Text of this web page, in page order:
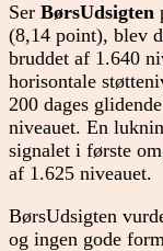
Ser BørsUdsigten
(8,14 point), blev
bruddet af 1.640
horisontale
200 dages
niveauet. En
signalet i første
af 1.625 niveauet.
BørsUdsigten
og ingen gode